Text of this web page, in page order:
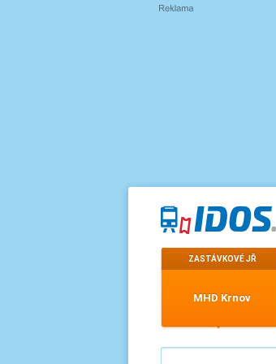
ZASTÁVKOVÉ JŘ
MHD Krnov